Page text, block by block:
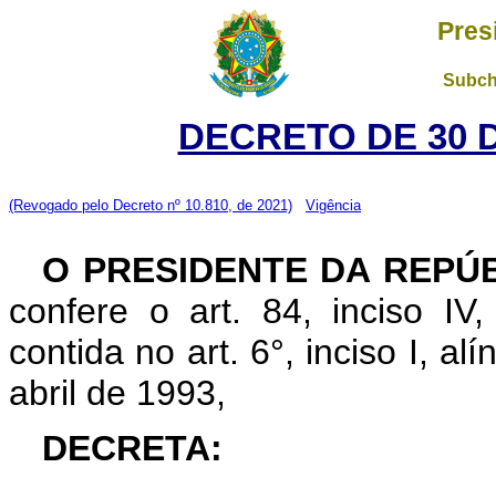
DECRETO DE 30
(Revogado pelo Decreto nº 10.810, de 2021) Vigência
O PRESIDENTE DA
confere o art. 84, inciso
contida no art. 6°, inciso I,
abril de 1993,
DECRETA: